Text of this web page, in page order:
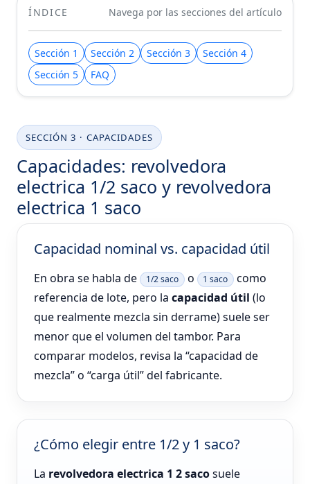
ÍNDICE Navega por las secciones del artículo
Sección 1 Sección 2 Sección 3
Sección 4
Sección 5
FAQ
SECCIÓN 3 · CAPACIDADES
Capacidades: revolvedora
electrica 1/2 saco y revolvedora
electrica 1 saco
Capacidad nominal vs. capacidad útil
En obra se habla de 1/2 saco o 1 saco
como
referencia de lote, pero la capacidad útil (lo
que realmente mezcla sin derrame) suele ser
menor que el volumen del tambor. Para
comparar modelos, revisa la “capacidad de
mezcla” o “carga útil” del fabricante.
¿Cómo elegir entre 1/2 y 1 saco?
La revolvedora electrica 1 2 sacosuele